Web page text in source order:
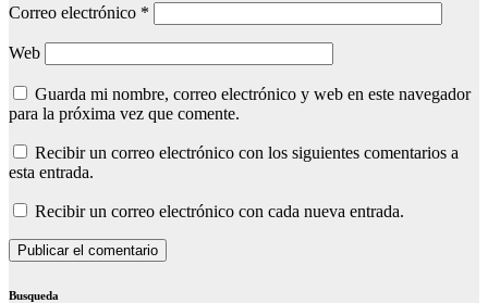
Correo electrónico *
Web
Guarda mi nombre, correo electrónico y web en este navegador
para la próxima vez que comente.
Recibir un correo electrónico con los siguientes comentarios a
esta entrada.
Recibir un correo electrónico con cada nueva entrada.
Busqueda